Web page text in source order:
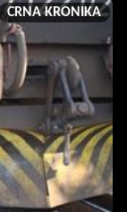
CRNA KRONIKA